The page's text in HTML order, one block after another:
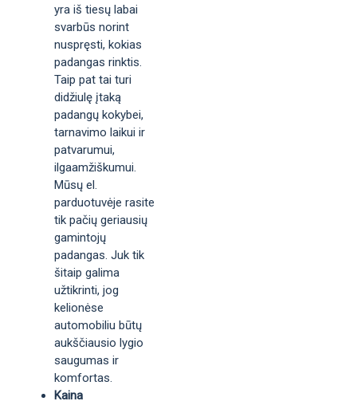
yra iš tiesų labai
svarbūs norint
nuspręsti, kokias
padangas rinktis.
Taip pat tai turi
didžiulę įtaką
padangų kokybei,
tarnavimo laikui ir
patvarumui,
ilgaamžiškumui.
Mūsų el.
parduotuvėje rasite
tik pačių geriausių
gamintojų
padangas. Juk tik
šitaip galima
užtikrinti, jog
kelionėse
automobiliu būtų
aukščiausio lygio
saugumas ir
komfortas.
Kaina